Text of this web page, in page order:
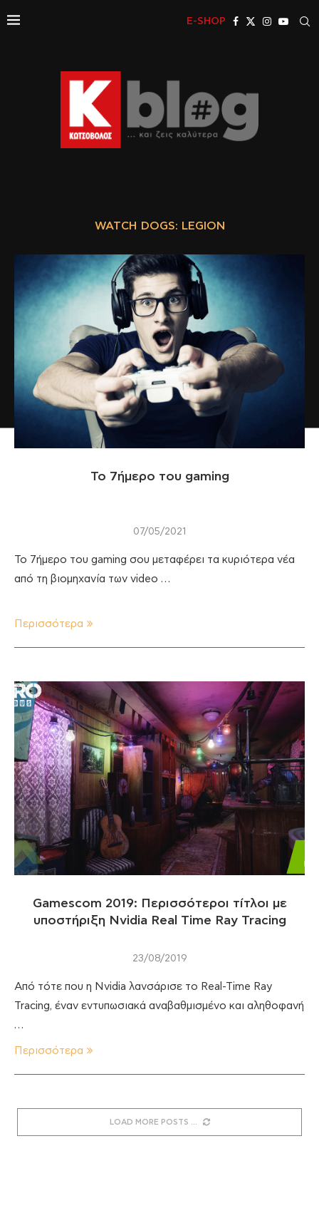
E-SHOP
WATCH DOGS: LEGION
Το 7ήμερο του gaming
07/05/2021
Το 7ήμερο του gaming σου μεταφέρει τα κυριότερα νέα
από τη βιομηχανία των video …
Περισσότερα
Gamescom 2019: Περισσότεροι τίτλοι με
υποστήριξη Nvidia Real Time Ray Tracing
23/08/2019
Από τότε που η Nvidia λανσάρισε το Real-Time Ray
Tracing, έναν εντυπωσιακά αναβαθμισμένο και αληθοφανή
…
Περισσότερα
LOAD MORE POSTS